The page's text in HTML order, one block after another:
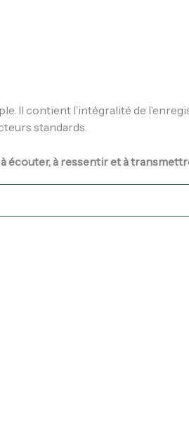
Il contient l’intégralité de
standards.
écouter, à ressentir et à